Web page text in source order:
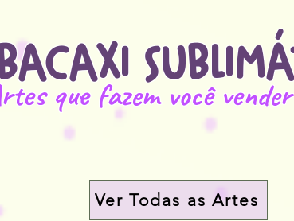
que fazem você
Ver Todas as Artes